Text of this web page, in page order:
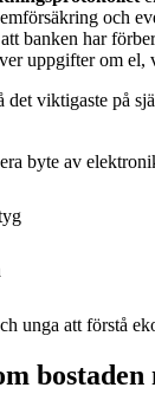
och
banken har
uppgifter om el,
viktigaste på
byte av
unga att förstå